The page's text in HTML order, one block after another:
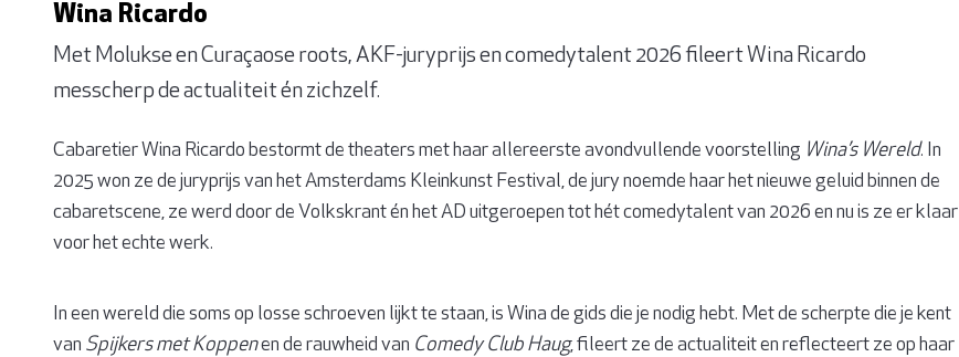
Wina Ricardo
Met Molukse en Curaçaose roots, AKF-juryprijs en comedytalent 2026 fileert Wina Ricardo
messcherp de actualiteit én zichzelf.
Cabaretier Wina Ricardo bestormt de theaters met haar allereerste avondvullende voorstelling Wina’s Wereld. In
2025 won ze de juryprijs van het Amsterdams Kleinkunst Festival, de jury noemde haar het nieuwe geluid binnen de
cabaretscene, ze werd door de Volkskrant én het AD uitgeroepen tot hét comedytalent van 2026 en nu is ze er klaar
voor het echte werk.
In een wereld die soms op losse schroeven lijkt te staan, is Wina de gids die je nodig hebt. Met de scherpte die je kent
van Spijkers met Koppenen de rauwheid van Comedy Club Haug, fileert ze de actualiteit en reflecteert ze op haar